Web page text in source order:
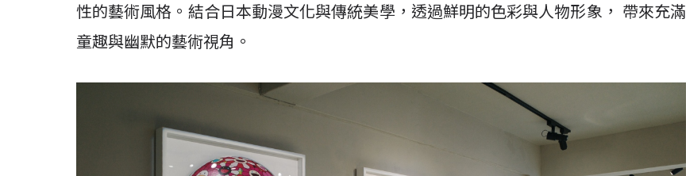
性的藝術風格。結合日本動漫文化與傳統美學，透過鮮明的色彩與人物形象， 帶來充滿
童趣與幽默的藝術視角。